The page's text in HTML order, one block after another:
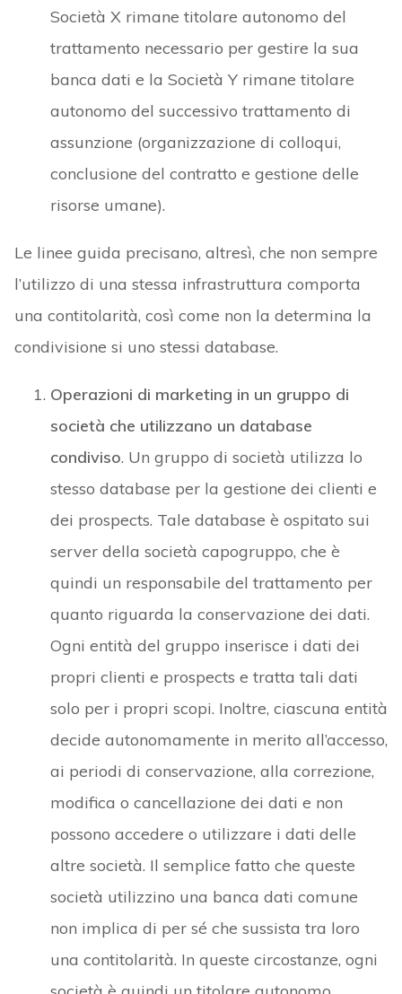
Società X rimane titolare autonomo del
trattamento necessario per gestire la sua
banca dati e la Società Y rimane titolare
autonomo del successivo trattamento di
assunzione (organizzazione di colloqui,
conclusione del contratto e gestione delle
risorse umane).
Le linee guida precisano, altresì, che non sempre
l’utilizzo di una stessa infrastruttura comporta
una contitolarità, così come non la determina la
condivisione si uno stessi database.
Operazioni di marketing in un gruppo di
società che utilizzano un database
condiviso. Un gruppo di società utilizza lo
stesso database per la gestione dei clienti e
dei prospects. Tale database è ospitato sui
server della società capogruppo, che è
quindi un responsabile del trattamento per
quanto riguarda la conservazione dei dati.
Ogni entità del gruppo inserisce i dati dei
propri clienti e prospects e tratta tali dati
solo per i propri scopi. Inoltre, ciascuna entità
decide autonomamente in merito all’accesso,
ai periodi di conservazione, alla correzione,
modifica o cancellazione dei dati e non
possono accedere o utilizzare i dati delle
altre società. Il semplice fatto che queste
società utilizzino una banca dati comune
non implica di per sé che sussista tra loro
una contitolarità. In queste circostanze, ogni